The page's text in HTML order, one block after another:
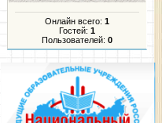
Онлайн всего: 1
Гостей: 1
Пользователей: 0